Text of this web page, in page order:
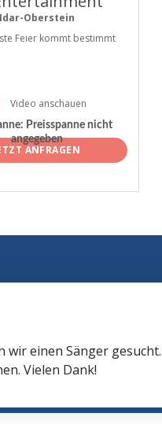
Idar-Oberstein
Feier kommt bestimmt
Video anschauen
Preisspanne nicht
angegeben
ANFRAGEN
einen Sänger
Vielen Dank!